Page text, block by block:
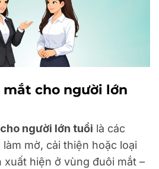
mắt cho người lớn
người lớn tuổi là các
mờ, cải thiện hoặc loại
hiện ở vùng đuôi mắt –